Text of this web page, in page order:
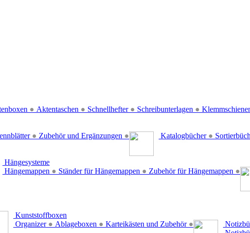
● Aktentaschen ● Schnellhefter ● Schreibunterlagen ●
● Zubehör und Ergänzungen ●
Katalogbücher ●
Hängesysteme
Hängemappen ● Ständer für Hängemappen ● Zubehör für Hängemappen ●
Kunststoffboxen
Organizer ● Ablageboxen ● Karteikästen und Zubehör ●